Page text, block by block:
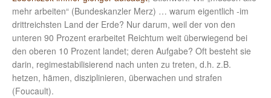
mehr arbeiten“ (Bundeskanzler Merz) … warum eigentlich -im
drittreichsten Land der Erde? Nur darum, weil der von den
unteren 90 Prozent erarbeitet Reichtum weit überwiegend bei
den oberen 10 Prozent landet; deren Aufgabe? Oft besteht sie
darin, regimestabilisierend nach unten zu treten, d.h. z.B.
hetzen, hämen, disziplinieren, überwachen und strafen
(Foucault).